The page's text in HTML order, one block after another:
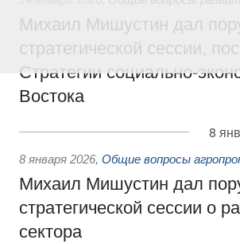
Михаил Мишустин дал
стратегической сессии,
Стратегии социально-
Востока
8
8 января 2026, Общие вопросы
Михаил Мишустин дал
стратегической сессии о
сектора